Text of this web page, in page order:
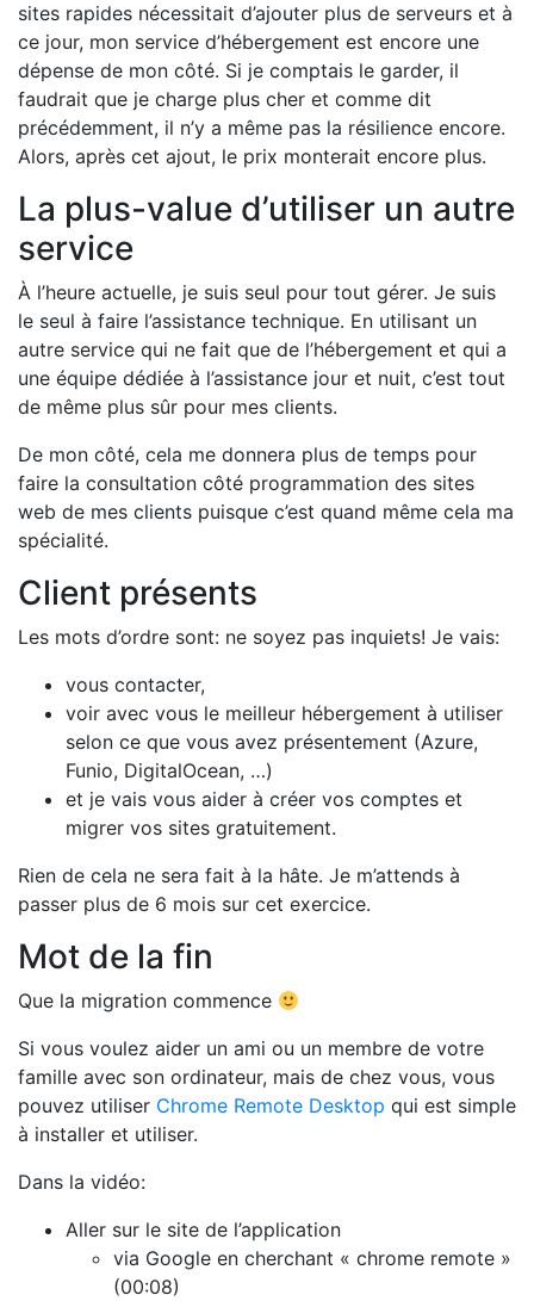
sites rapides nécessitait d’ajouter plus de serveurs et à
ce jour, mon service d’hébergement est encore une
dépense de mon côté. Si je comptais le garder, il
faudrait que je charge plus cher et comme dit
précédemment, il n’y a même pas la résilience encore.
Alors, après cet ajout, le prix monterait encore plus.
La plus-value d’utiliser un autre
service
À l’heure actuelle, je suis seul pour tout gérer. Je suis
le seul à faire l’assistance technique. En utilisant un
autre service qui ne fait que de l’hébergement et qui a
une équipe dédiée à l’assistance jour et nuit, c’est tout
de même plus sûr pour mes clients.
De mon côté, cela me donnera plus de temps pour
faire la consultation côté programmation des sites
web de mes clients puisque c’est quand même cela ma
spécialité.
Client présents
Les mots d’ordre sont: ne soyez pas inquiets! Je vais:
vous contacter,
voir avec vous le meilleur hébergement à utiliser
selon ce que vous avez présentement (Azure,
Funio, DigitalOcean, …)
et je vais vous aider à créer vos comptes et
migrer vos sites gratuitement.
Rien de cela ne sera fait à la hâte. Je m’attends à
passer plus de 6 mois sur cet exercice.
Mot de la fin
Que la migration commence
Si vous voulez aider un ami ou un membre de votre
famille avec son ordinateur, mais de chez vous, vous
pouvez utiliser Chrome Remote Desktop qui est simple
à installer et utiliser.
Dans la vidéo:
Aller sur le site de l’application
via Google en cherchant « chrome remote »
(00:08)